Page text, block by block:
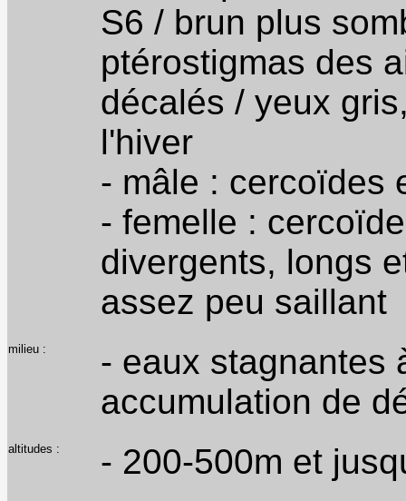
S6 / brun plus
ptérostigmas des
décalés / yeux
l'hiver
- mâle : cercoïdes
- femelle :
divergents, longs
assez peu saillant
milieu :
- eaux stagnantes
accumulation de
altitudes : - 200-500m et